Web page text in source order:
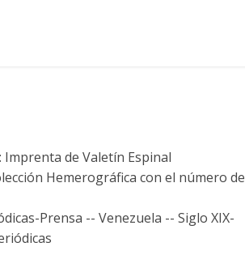
Imprenta de Valetín Espinal
Hemerográfica con el número de
Prensa -- Venezuela -- Siglo XIX-